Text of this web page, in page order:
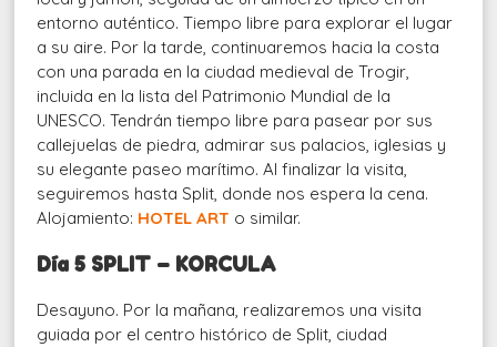
entorno auténtico. Tiempo libre para explorar el lugar
a su aire. Por la tarde, continuaremos hacia la costa
con una parada en la ciudad medieval de Trogir,
incluida en la lista del Patrimonio Mundial de la
UNESCO. Tendrán tiempo libre para pasear por sus
callejuelas de piedra, admirar sus palacios, iglesias y
su elegante paseo marítimo. Al finalizar la visita,
seguiremos hasta Split, donde nos espera la cena.
Alojamiento: HOTEL ART o similar.
Día 5 SPLIT – KORCULA
Desayuno. Por la mañana, realizaremos una visita
guiada por el centro histórico de Split, ciudad